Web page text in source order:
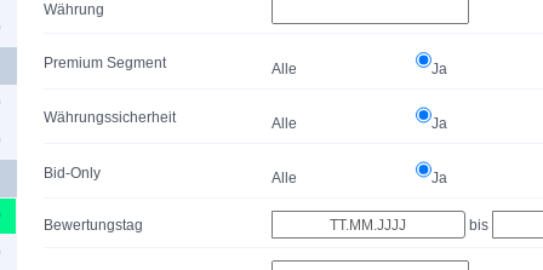
Währung
Premium Segment Alle Ja
Währungssicherheit Alle Ja
Bid-Only Alle Ja
Bewertungstag bis